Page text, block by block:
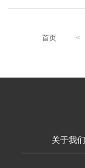
首页 <
关于我们